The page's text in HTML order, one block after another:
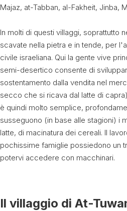
Majaz, at-Tabban, al-Fakheit, Jinba,
In molti di questi villaggi, soprattutto
scavate nella pietra e in tende, per
civile israeliana. Qui la gente vive
semi-desertico consente di
sostentamento dalla vendita nel
secco che si ricava dal latte di
è quindi molto semplice,
susseguono (in base alle stagioni) i
latte, di macinatura dei cereali. Il
pochissime famiglie possiedono un
potervi accedere con macchinari.
Il villaggio di At-